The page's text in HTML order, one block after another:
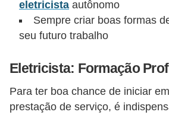
eletricista autônomo
Sempre criar boas formas
seu futuro trabalho
Eletricista: Formação
Para ter boa chance de iniciar
prestação de serviço, é
s
e
e
l